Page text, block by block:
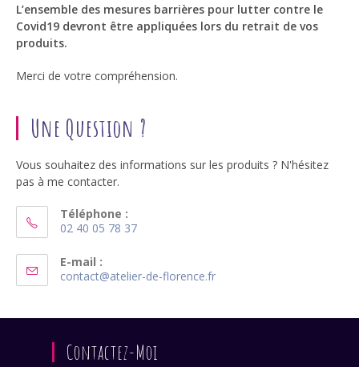
L’ensemble des mesures barrières pour lutter contre le
Covid19 devront être appliquées lors du retrait de vos
produits.
Merci de votre compréhension.
Une Question ?
Vous souhaitez des informations sur les produits ? N'hésitez
pas à me contacter.
Téléphone :
02 40 05 78 37
dans
votre
E-mail :
contact@atelier-de-florence.frS’ouvre
application
Contactez-Moi